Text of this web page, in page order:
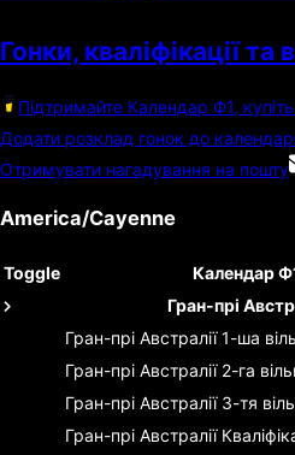
Гонки, кваліфікації та
Підтримайте Календар Ф1,
Додати розклад гонок до
Отримувати нагадування на пошту
America/Cayenne
Toggle Календар
Гран-прі
Гран-прі Австралії 1-ша
Гран-прі Австралії 2-га
Гран-прі Австралії 3-тя
Гран-прі Австралії